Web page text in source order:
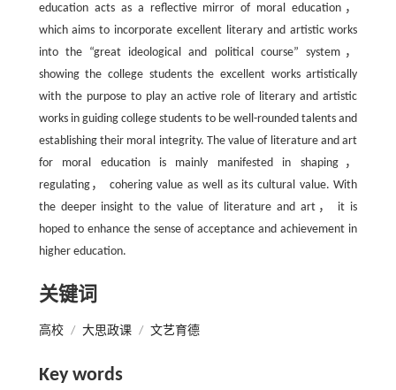
education acts as a reflective mirror of moral education，
which aims to incorporate excellent literary and artistic works
into the “great ideological and political course” system，
showing the college students the excellent works artistically
with the purpose to play an active role of literary and artistic
works in guiding college students to be well-rounded talents and
establishing their moral integrity. The value of literature and art
for moral education is mainly manifested in shaping，
regulating， cohering value as well as its cultural value. With
the deeper insight to the value of literature and art， it is
hoped to enhance the sense of acceptance and achievement in
higher education.
关键词
高校 / 大思政课 / 文艺育德
Key words